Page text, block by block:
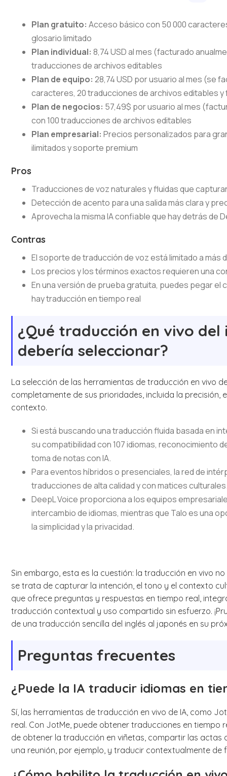
Plan gratuito:Acceso básico con 50 000
glosario limitado
Plan individual: 8,74 USD al mes (facturado
traducciones de archivos editables
Plan de equipo: 28,74 USD por usuario al mes (se
caracteres, 20 traducciones de archivos editables
Plan de negocios: 57,49$ por usuario al mes
con 100 traducciones de archivos editables
Plan empresarial: Precios personalizados para
ilimitados y soporte premium
Pros
Traducciones de voz naturales y fluidas que
Detección de acento para una salida más clara y
Aprovecha la misma IA confiable que hay detrás de
Contras
El soporte de traducción de voz está limitado a más
Los precios y los términos exactos requieren una
En una versión de prueba gratuita, puedes pegar
hay traducción en tiempo real
¿Qué traducción en vivo
debería seleccionar?
La selección de las herramientas de traducción en vivo
completamente de sus prioridades, incluida la precisión,
contexto.
Si está buscando una traducción fluida basada en
su compatibilidad con 107 idiomas, reconocimiento
toma de notas con IA.
Para eventos híbridos o presenciales, la red de
traducciones de alta calidad y con matices
DeepL Voice proporciona a los equipos
intercambio de idiomas, mientras que Talo es una
la simplicidad y la privacidad.
Sin embargo, esta es la cuestión: la traducción en vivo
se trata de capturar la intención, el tono y el contexto
que ofrece preguntas y respuestas en tiempo real,
traducción contextual y uso compartido sin esfuerzo.
de una traducción sencilla del inglés al japonés en su
Preguntas frecuentes
¿Puede la IA traducir idiomas en
Sí, las herramientas de traducción en vivo de IA, como
real. Con JotMe, puede obtener traducciones en tiempo
de obtener la traducción en viñetas, compartir las
una reunión, por ejemplo, y traducir contextualmente de